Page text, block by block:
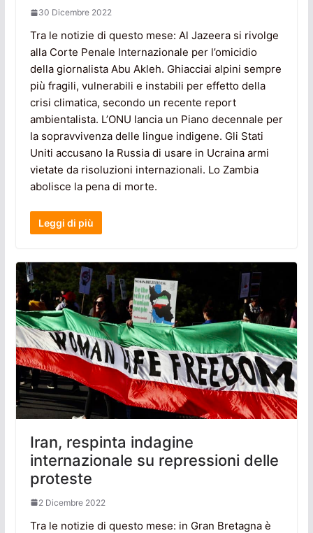
30 Dicembre 2022
Tra le notizie di questo mese: Al Jazeera si rivolge
alla Corte Penale Internazionale per l’omicidio
della giornalista Abu Akleh. Ghiacciai alpini sempre
più fragili, vulnerabili e instabili per effetto della
crisi climatica, secondo un recente report
ambientalista. L’ONU lancia un Piano decennale per
la sopravvivenza delle lingue indigene. Gli Stati
Uniti accusano la Russia di usare in Ucraina armi
vietate da risoluzioni internazionali. Lo Zambia
abolisce la pena di morte.
Leggi di più
Iran, respinta indagine
internazionale su repressioni delle
proteste
2 Dicembre 2022
Tra le notizie di questo mese: in Gran Bretagna è